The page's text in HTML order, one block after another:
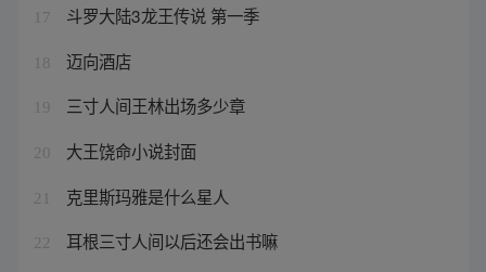
17 斗罗大陆3龙王传说 第一季
18 迈向酒店
19 三寸人间王林出场多少章
20 大王饶命小说封面
21 克里斯玛雅是什么星人
22 耳根三寸人间以后还会出书嘛